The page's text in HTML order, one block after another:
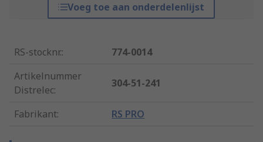
Voeg toe aan onderdelenlijst
RS-stocknr.:
774-0014
Artikelnummer
Distrelec:
304-51-241
Fabrikant: RS PRO